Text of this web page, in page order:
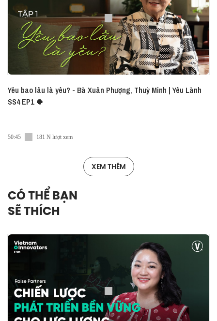
Yêu bao lâu là yêu? - Bà Xuân Phượng, Thuỳ Minh | Yêu Lành
SS4 EP1 🍀
50:45 181 N lượt xem
XEM THÊM
CÓ THỂ BẠN
SẼ THÍCH